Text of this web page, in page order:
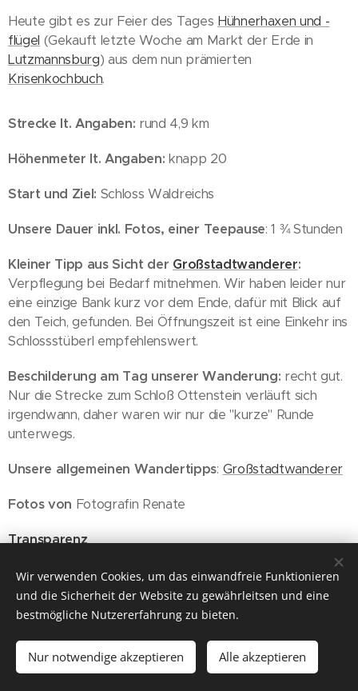
Heute gibt es zur Feier des Tages Hühnerhaxen und -
flügel (Gekauft letzte Woche am Markt der Erde in
Lutzmannsburg) aus dem nun prämierten
Krisenkochbuch.
Strecke lt. Angaben: rund 4,9 km
Höhenmeter lt. Angaben: knapp 20
Start und Ziel: Schloss Waldreichs
Unsere Dauer inkl. Fotos, einer Teepause: 1 ¾ Stunden
Kleiner Tipp aus Sicht der Großstadtwanderer:
Verpflegung bei Bedarf mitnehmen. Wir haben leider nur
eine einzige Bank kurz vor dem Ende, dafür mit Blick auf
den Teich, gefunden. Bei Öffnungszeit ist eine Einkehr ins
Schlossstüberl empfehlenswert.
Beschilderung am Tag unserer Wanderung: recht gut.
Nur die Strecke zum Schloß Ottenstein verläuft sich
irgendwann, daher waren wir nur die "kurze" Runde
unterwegs.
Unsere allgemeinen Wandertipps: Großstadtwanderer
Fotos von Fotografin Renate
Transparenz
Wien, 19.02.2022
© 2026 ich will wieder raus
Wir verwenden Cookies, um das einwandfreie Funktionieren
und die Sicherheit der Website zu gewährleitsen und eine
bestmögliche Nutzererfahrung zu bieten.
Nur notwendige akzeptieren Alle akzeptieren